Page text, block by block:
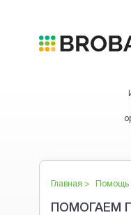
Главная > Помощь
ПОМОГАЕМ